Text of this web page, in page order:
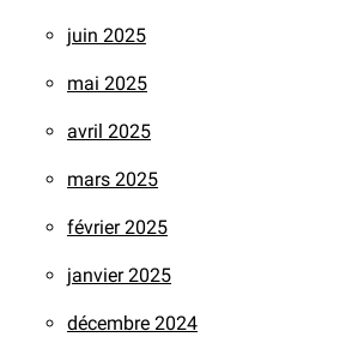
juin 2025
mai 2025
avril 2025
mars 2025
février 2025
janvier 2025
décembre 2024